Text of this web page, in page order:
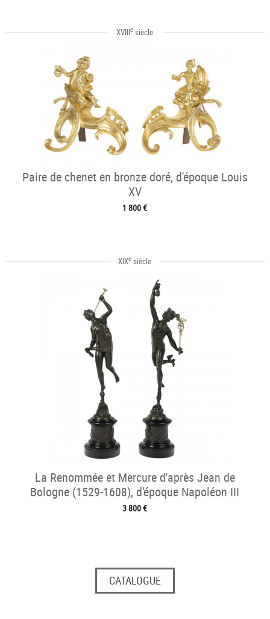
XVIIIe siècle
Paire de chenet en bronze doré, d'époque Louis
XV
1 800 €
XIXe siècle
La Renommée et Mercure d'après Jean de
Bologne (1529-1608), d'époque Napoléon III
3 800 €
CATALOGUE